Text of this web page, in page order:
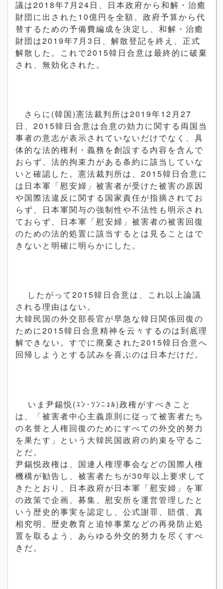
議は2018年7月24日、日本政府から和解・治癒
財団に出された10億円を全額、政府予算から代
替するための予備費編成を決定し、和解・治癒
財団は2019年7月3日、解散登記を終え、正式
解散した。これで2015韓日合意は最終的に破棄
され、 無効化された。
さらに(韓国)憲法裁判所は2019年12月27
日、2015韓日合意は合意の効力に関する両国当
事者の意志が表示されていないだけでなく、具
体的な法的権利・義務を創設する内容を含んで
おらず、法的拘束力がある条約に該当していな
いと確認した。憲法裁判所は、2015韓日合意に
は日本軍「慰安婦」被害者が受けた被害の原因
や国際法違反に関する国家責任が指摘されてお
らず、日本軍関与の強制性や不法性も明示され
ておらず、日本軍「慰安婦」被害者の被害回復
のための法的処置に該当するとは見ることはで
きないと明確に明らかにした。
したがって2015韓日合意は、これ以上論議
される理由はない。
大韓民国の外交部長官が早急な韓日関係回復の
ために2015韓日合意精神を云々するのは到底理
解できない。すでに廃棄された2015韓日合意へ
回帰しようとする試みを喜ぶのは日本だけだ。
いま尹錫悦(ﾕﾝ･ｿﾝﾆｮﾙ)政権がすべきこと
は、「被害者中心主義原則に従って被害者たち
の名誉と人権回復のためにすべての外交的努力
を果たす」という大韓民国政府の約束を守るこ
とだ。
尹錫悦政権は、国連人権理事会などの国際人権
機構が勧告し、被害者たちが30年以上要求して
きたとおり、日本政府が日本軍「慰安婦」を軍
の政策で企画、募集、慰安所を運営管理したと
いう歴史的事実を認定し、公式謝罪、賠償、真
相究明、歴史教育と追悼事業などの再発防止処
置を取るよう、 あらゆる外交的努力を尽くすべ
きだ。